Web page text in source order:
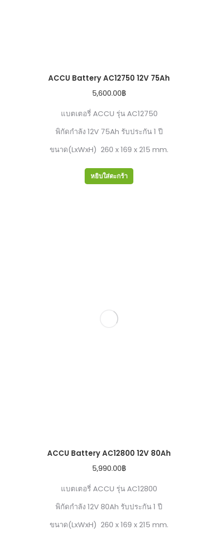
ACCU Battery AC12750 12V 75Ah
5,600.00฿
แบตเตอรี่ ACCU รุ่น AC12750
พิกัดกำลัง 12V 75Ah รับประกัน 1 ปี
ขนาด(LxWxH) 260 x 169 x 215 mm.
หยิบใส่ตะกร้า
ACCU Battery AC12800 12V 80Ah
5,990.00฿
แบตเตอรี่ ACCU รุ่น AC12800
พิกัดกำลัง 12V 80Ah รับประกัน 1 ปี
ขนาด(LxWxH) 260 x 169 x 215 mm.